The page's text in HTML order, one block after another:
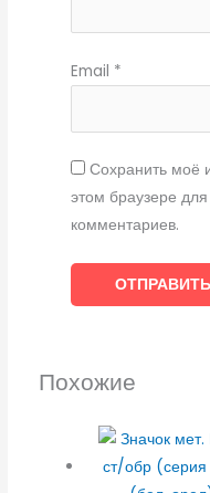
Email *
Сохранить моё
этом браузере
комментариев.
Похожие